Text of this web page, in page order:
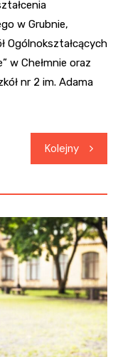
w Grubnie,
Ogólnokształcących
w Chełmnie oraz
nr 2 im. Adama
Kolejny